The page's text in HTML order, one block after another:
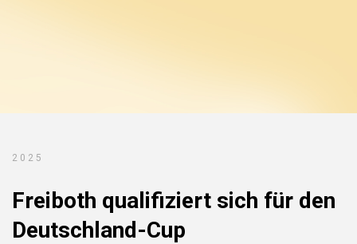
2025
Freiboth qualifiziert sich für den
Deutschland-Cup